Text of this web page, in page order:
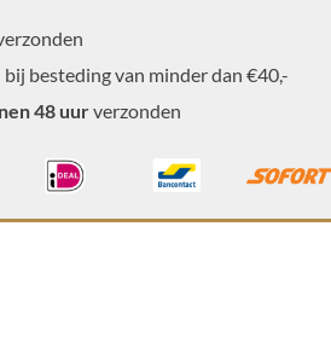
besteding van minder dan €40,-
48 uurverzonden